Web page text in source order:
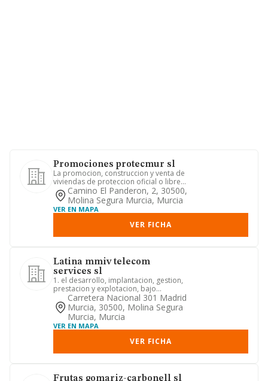
Promociones protecmur sl
La promocion, construccion y venta de
viviendas de proteccion oficial o libres
asi como locales y t...
Camino El Panderon, 2, 30500,
Molina Segura Murcia, Murcia
VER EN MAPA
VER FICHA
Latina mmiv telecom
services sl
1. el desarrollo, implantacion, gestion,
prestacion y explotacion, bajo
cualquier forma, de toda cl...
Carretera Nacional 301 Madrid
Murcia, 30500, Molina Segura
Murcia, Murcia
VER EN MAPA
VER FICHA
Frutas gomariz-carbonell sl